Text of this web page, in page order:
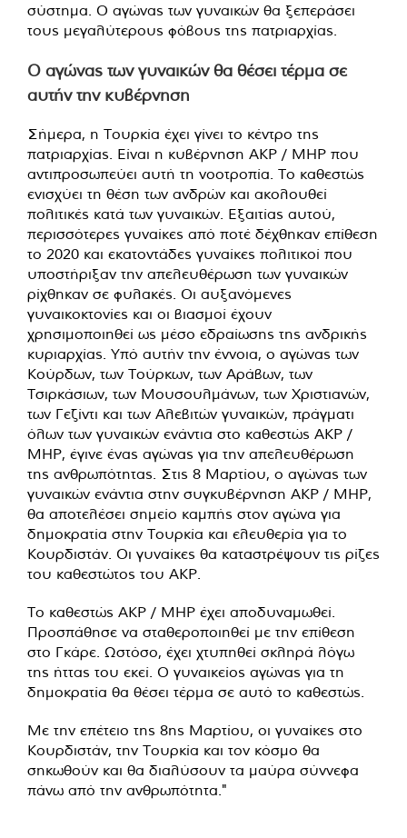
σύστημα. Ο αγώνας των γυναικών θα ξεπεράσει
τους μεγαλύτερους φόβους της πατριαρχίας.
Ο αγώνας των γυναικών θα θέσει τέρμα σε
αυτήν την κυβέρνηση
Σήμερα, η Τουρκία έχει γίνει το κέντρο της
πατριαρχίας. Είναι η κυβέρνηση AKP / MHP που
αντιπροσωπεύει αυτή τη νοοτροπία. Το καθεστώς
ενισχύει τη θέση των ανδρών και ακολουθεί
πολιτικές κατά των γυναικών. Εξαιτίας αυτού,
περισσότερες γυναίκες από ποτέ δέχθηκαν επίθεση
το 2020 και εκατοντάδες γυναίκες πολιτικοί που
υποστήριξαν την απελευθέρωση των γυναικών
ρίχθηκαν σε φυλακές. Οι αυξανόμενες
γυναικοκτονίες και οι βιασμοί έχουν
χρησιμοποιηθεί ως μέσο εδραίωσης της ανδρικής
κυριαρχίας. Υπό αυτήν την έννοια, ο αγώνας των
Κούρδων, των Τούρκων, των Αράβων, των
Τσιρκάσιων, των Μουσουλμάνων, των Χριστιανών,
των Γεζίντι και των Αλεβιτών γυναικών, πράγματι
όλων των γυναικών ενάντια στο καθεστώς AKP /
MHP, έγινε ένας αγώνας για την απελευθέρωση
της ανθρωπότητας. Στις 8 Μαρτίου, ο αγώνας των
γυναικών ενάντια στην συγκυβέρνηση AKP / MHP,
θα αποτελέσει σημείο καμπής στον αγώνα για
δημοκρατία στην Τουρκία και ελευθερία για το
Κουρδιστάν. Οι γυναίκες θα καταστρέψουν τις ρίζες
του καθεστώτος του AKP.
Το καθεστώς AKP / MHP έχει αποδυναμωθεί.
Προσπάθησε να σταθεροποιηθεί με την επίθεση
στο Γκάρε. Ωστόσο, έχει χτυπηθεί σκληρά λόγω
της ήττας του εκεί. Ο γυναικείος αγώνας για τη
δημοκρατία θα θέσει τέρμα σε αυτό το καθεστώς.
Με την επέτειο της 8ης Μαρτίου, οι γυναίκες στο
Κουρδιστάν, την Τουρκία και τον κόσμο θα
σηκωθούν και θα διαλύσουν τα μαύρα σύννεφα
πάνω από την ανθρωπότητα."